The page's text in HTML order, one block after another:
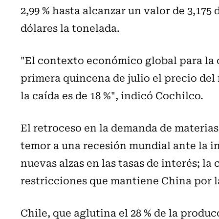
2,99 % hasta alcanzar un valor de
dólares la tonelada.
"El contexto económico global para
primera quincena de julio el precio del
la caída es de 18 %", indicó Cochilco.
El retroceso en la demanda de
temor a una recesión mundial ante la
nuevas alzas en las tasas de interés;
restricciones que mantiene China por
Chile, que aglutina el 28 % de la